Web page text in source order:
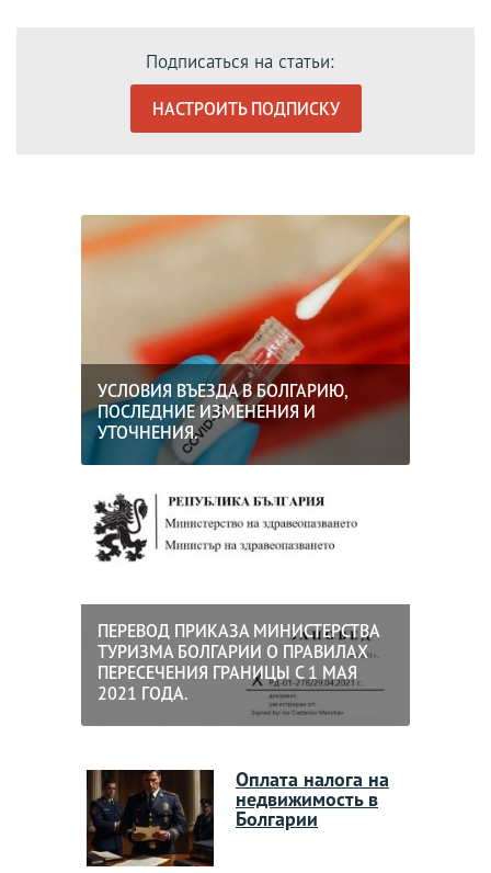
Подписаться на статьи:
НАСТРОИТЬ ПОДПИСКУ
УСЛОВИЯ ВЪЕЗДА В БОЛГАРИЮ,
ПОСЛЕДНИЕ ИЗМЕНЕНИЯ И
УТОЧНЕНИЯ.
ПЕРЕВОД ПРИКАЗА МИНИСТЕРСТВА
ТУРИЗМА БОЛГАРИИ О ПРАВИЛАХ
ПЕРЕСЕЧЕНИЯ ГРАНИЦЫ С 1 МАЯ
2021 ГОДА.
Оплата налога на
недвижимость в
Болгарии